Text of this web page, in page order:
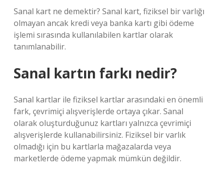
Sanal kart ne demektir? Sanal kart, fiziksel bir varlığı
olmayan ancak kredi veya banka kartı gibi ödeme
işlemi sırasında kullanılabilen kartlar olarak
tanımlanabilir.
Sanal kartın farkı nedir?
Sanal kartlar ile fiziksel kartlar arasındaki en önemli
fark, çevrimiçi alışverişlerde ortaya çıkar. Sanal
olarak oluşturduğunuz kartları yalnızca çevrimiçi
alışverişlerde kullanabilirsiniz. Fiziksel bir varlık
olmadığı için bu kartlarla mağazalarda veya
marketlerde ödeme yapmak mümkün değildir.